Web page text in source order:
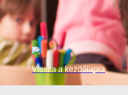
Vissza a kezdőlapra